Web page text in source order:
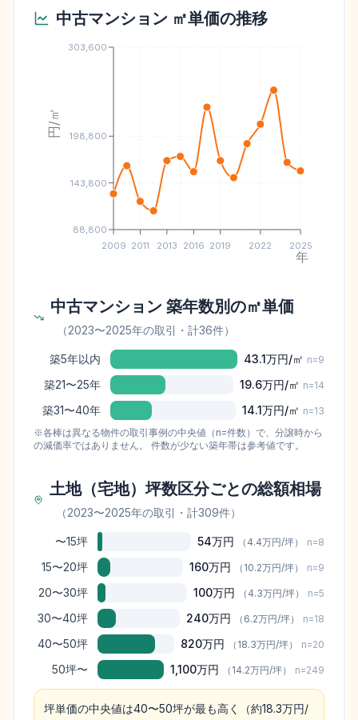
中古マンション ㎡単価の推移
2009 2011 2013 2016 2019 2022 2025
年
88,800
143,800
198,800
303,600
円/㎡
中古マンション 築年数別の㎡単価
（2023〜2025年の取引 ・計36件）
築5年以内 43.1万円/㎡ n=9
築21〜25年 19.6万円/㎡ n=14
築31〜40年 14.1万円/㎡ n=13
※各棒は異なる物件の取引事例の中央値（n=件数）で、分譲時から
の減価率ではありません。 件数が少ない築年帯は参考値です。
土地（宅地）坪数区分ごとの総額相場
（2023〜2025年の取引 ・計309件）
〜15坪 54万円 （ 4.4万円/坪） n=8
15〜20坪 160万円 （ 10.2万円/坪） n=9
20〜30坪 100万円 （ 4.3万円/坪） n=5
30〜40坪 240万円 （ 6.2万円/坪） n=18
40〜50坪 820万円 （ 18.3万円/坪） n=20
50坪〜 1,100万円 （ 14.2万円/坪） n=249
坪単価の中央値は40〜50坪が最も高く（約18.3万円/